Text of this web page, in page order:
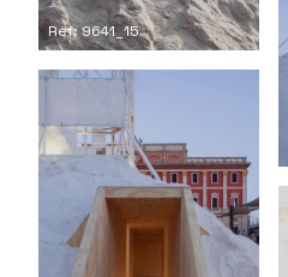
Ref: 9641_15